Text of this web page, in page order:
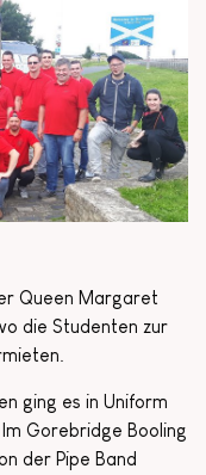
Queen Margaret
die Studenten zur
ging es in Uniform
Gorebridge Booling
der Pipe Band